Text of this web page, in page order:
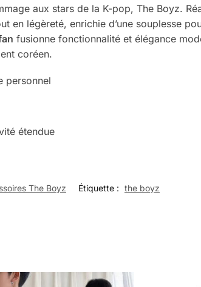
aux stars de la K-pop, The Boyz.
légèreté, enrichie d’une souplesse
fusionne fonctionnalité et élégance
coréen.
personnel
étendue
The Boyz Étiquette : the boyz